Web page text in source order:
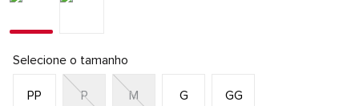
Selecione o tamanho
G GG
M
P
PP